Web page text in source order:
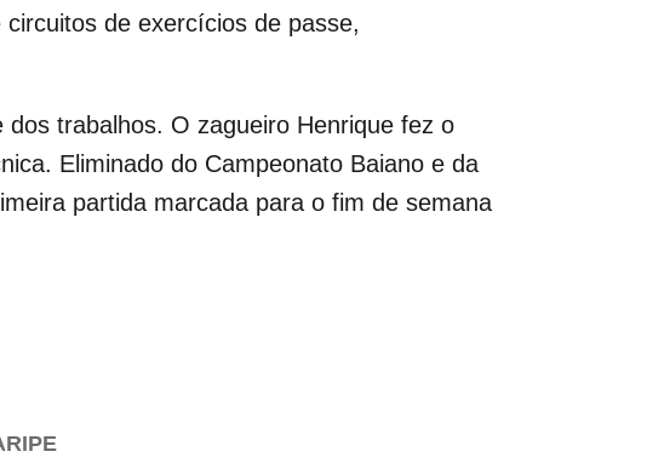
de exercícios de passe,
trabalhos. O zagueiro Henrique fez o
Eliminado do Campeonato Baiano e da
partida marcada para o fim de semana